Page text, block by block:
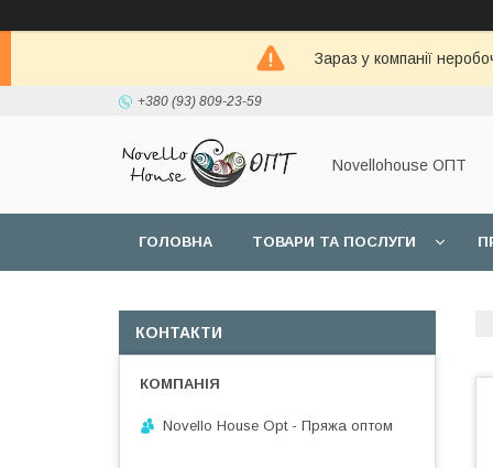
Зараз у компанії
+380 (93) 809-23-59
Novellohouse ОПТ
ГОЛОВНА ТОВАРИ ТА ПОСЛУГИ
КОНТАКТИ
Novello House Opt - Пряжа оптом